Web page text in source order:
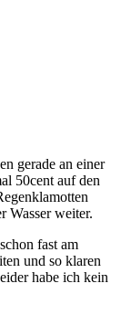
gerade an einer
50cent auf den
Wasser weiter.
fast am
und so klaren
habe ich kein